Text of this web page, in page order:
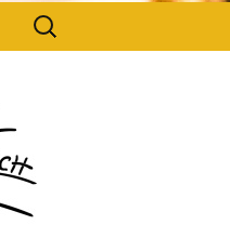
Suchen
nach: